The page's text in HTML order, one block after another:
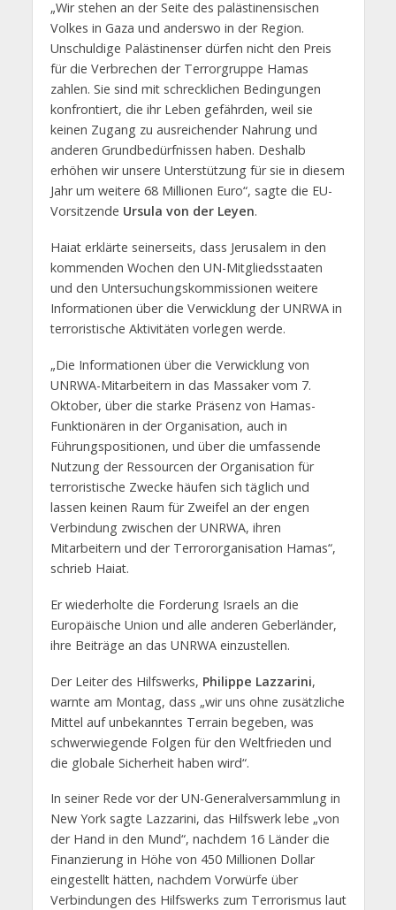
„Wir stehen an der Seite des palästinensischen
Volkes in Gaza und anderswo in der Region.
Unschuldige Palästinenser dürfen nicht den Preis
für die Verbrechen der Terrorgruppe Hamas
zahlen. Sie sind mit schrecklichen Bedingungen
konfrontiert, die ihr Leben gefährden, weil sie
keinen Zugang zu ausreichender Nahrung und
anderen Grundbedürfnissen haben. Deshalb
erhöhen wir unsere Unterstützung für sie in diesem
Jahr um weitere 68 Millionen Euro“, sagte die EU-
Vorsitzende Ursula von der Leyen.
Haiat erklärte seinerseits, dass Jerusalem in den
kommenden Wochen den UN-Mitgliedsstaaten
und den Untersuchungskommissionen weitere
Informationen über die Verwicklung der UNRWA in
terroristische Aktivitäten vorlegen werde.
„Die Informationen über die Verwicklung von
UNRWA-Mitarbeitern in das Massaker vom 7.
Oktober, über die starke Präsenz von Hamas-
Funktionären in der Organisation, auch in
Führungspositionen, und über die umfassende
Nutzung der Ressourcen der Organisation für
terroristische Zwecke häufen sich täglich und
lassen keinen Raum für Zweifel an der engen
Verbindung zwischen der UNRWA, ihren
Mitarbeitern und der Terrororganisation Hamas“,
schrieb Haiat.
Er wiederholte die Forderung Israels an die
Europäische Union und alle anderen Geberländer,
ihre Beiträge an das UNRWA einzustellen.
Der Leiter des Hilfswerks, Philippe Lazzarini,
warnte am Montag, dass „wir uns ohne zusätzliche
Mittel auf unbekanntes Terrain begeben, was
schwerwiegende Folgen für den Weltfrieden und
die globale Sicherheit haben wird“.
In seiner Rede vor der UN-Generalversammlung in
New York sagte Lazzarini, das Hilfswerk lebe „von
der Hand in den Mund“, nachdem 16 Länder die
Finanzierung in Höhe von 450 Millionen Dollar
eingestellt hätten, nachdem Vorwürfe über
Verbindungen des Hilfswerks zum Terrorismus laut